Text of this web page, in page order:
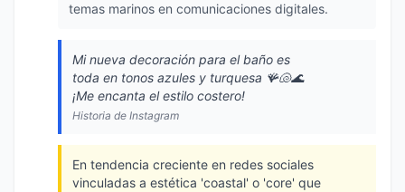
temas marinos en comunicaciones digitales.
Mi nueva decoración para el baño es
toda en tonos azules y turquesa 🪸🐚🌊
¡Me encanta el estilo costero!
Historia de Instagram
En tendencia creciente en redes sociales
vinculadas a estética 'coastal' o 'core' que